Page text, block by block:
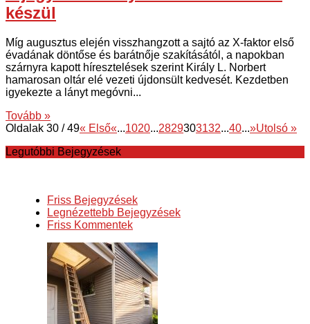
készül
Míg augusztus elején visszhangzott a sajtó az X-faktor első
évadának döntőse és barátnője szakításától, a napokban
szárnyra kapott híresztelések szerint Király L. Norbert
hamarosan oltár elé vezeti újdonsült kedvesét. Kezdetben
igyekezte a lányt megóvni...
Tovább »
Oldalak 30 / 49« Első«...1020...2829303132...40...»Utolsó »
Legutóbbi Bejegyzések
Friss Bejegyzések
Legnézettebb Bejegyzések
Friss Kommentek